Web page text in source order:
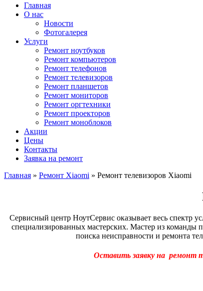
Главная
О нас
Новости
Фотогалерея
Услуги
Ремонт ноутбуков
Ремонт компьютеров
Ремонт телефонов
Ремонт телевизоров
Ремонт планшетов
Ремонт мониторов
Ремонт оргтехники
Ремонт проекторов
Ремонт моноблоков
Акции
Цены
Контакты
Заявка на ремонт
Главная » Ремонт Xiaomi » Ремонт телевизоров Xiaomi
Сервисный центр НоутСервис оказывает весь спектр
специализированных мастерских. Мастер из команды
поиска неисправности и ремонта
Оставить заявку на ремонт